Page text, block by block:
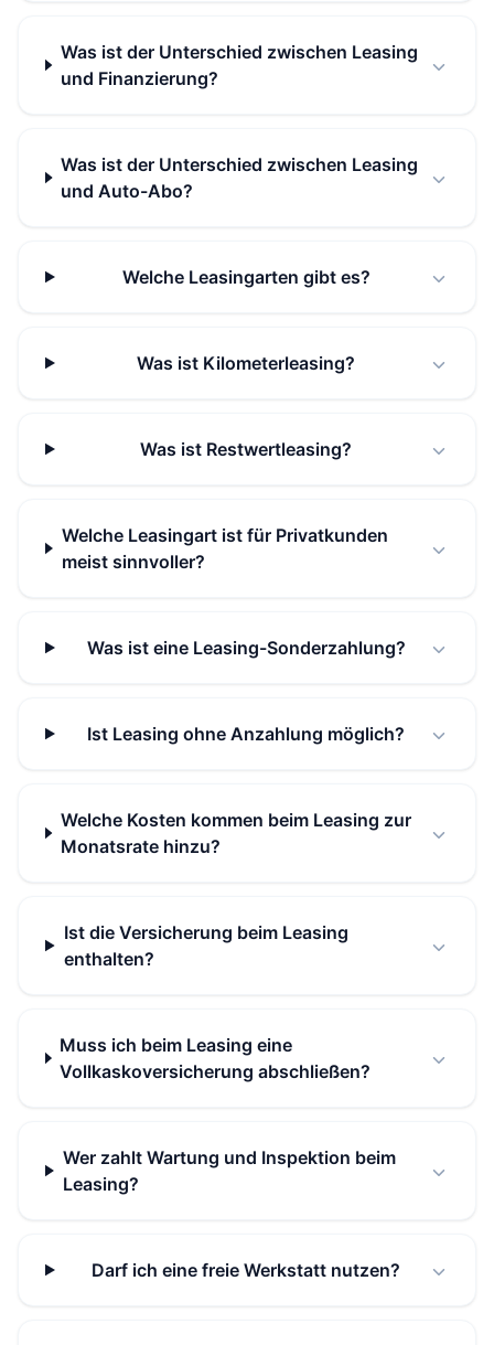
Was ist der Unterschied zwischen Leasing
und Finanzierung?
Was ist der Unterschied zwischen Leasing
und Auto-Abo?
Welche Leasingarten gibt es?
Was ist Kilometerleasing?
Was ist Restwertleasing?
Welche Leasingart ist für Privatkunden
meist sinnvoller?
Was ist eine Leasing-Sonderzahlung?
Ist Leasing ohne Anzahlung möglich?
Welche Kosten kommen beim Leasing zur
Monatsrate hinzu?
Ist die Versicherung beim Leasing
enthalten?
Muss ich beim Leasing eine
Vollkaskoversicherung abschließen?
Wer zahlt Wartung und Inspektion beim
Leasing?
Darf ich eine freie Werkstatt nutzen?